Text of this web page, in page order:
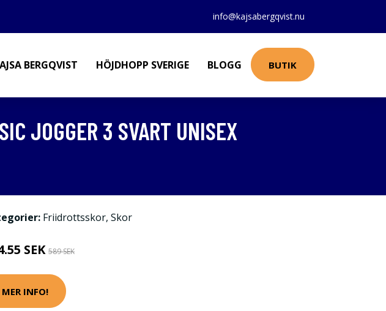
info@kajsabergqvist.nu
BERGQVIST HÖJDHOPP SVERIGE BLOGG BUTIK
JOGGER 3 SVART UNISEX
Friidrottsskor, Skor
SEK 589 SEK
MER INFO!